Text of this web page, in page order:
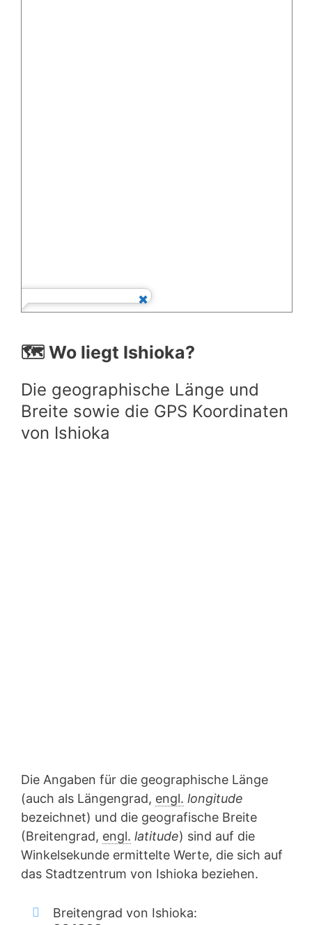
🗺️ Wo liegt Ishioka?
Die geographische Länge und
Breite sowie die GPS Koordinaten
von Ishioka
Die Angaben für die geographische Länge
(auch als Längengrad, engl. longitude
bezeichnet) und die geografische Breite
(Breitengrad, engl. latitude) sind auf die
Winkelsekunde ermittelte Werte, die sich auf
das Stadtzentrum von Ishioka beziehen.
Breitengrad von Ishioka: